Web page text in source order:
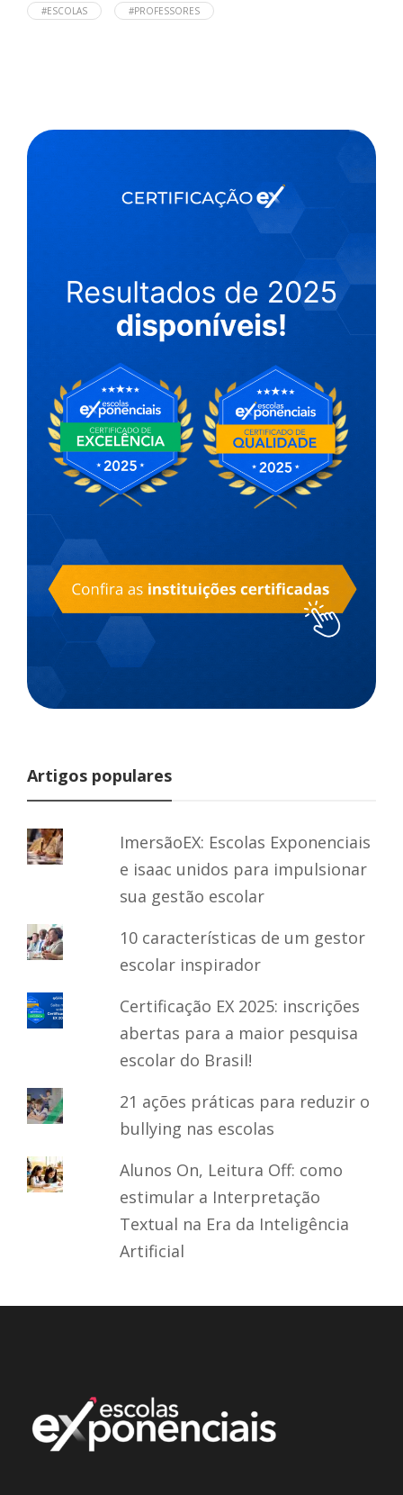
#ESCOLAS #PROFESSORES
Artigos populares
ImersãoEX: Escolas Exponenciais
e isaac unidos para impulsionar
sua gestão escolar
10 características de um gestor
escolar inspirador
Certificação EX 2025: inscrições
abertas para a maior pesquisa
escolar do Brasil!
21 ações práticas para reduzir o
bullying nas escolas
Alunos On, Leitura Off: como
estimular a Interpretação
Textual na Era da Inteligência
Artificial